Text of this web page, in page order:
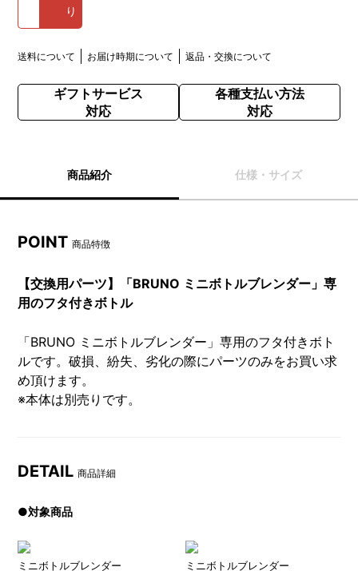
り
送料について お届け時期について 返品・交換について
ギフトサービス
対応
各種支払い方法
対応
商品紹介 仕様・サイズ
POINT商品特徴
【交換用パーツ】「BRUNO ミニボトルブレンダー」専
用のフタ付きボトル
「BRUNO ミニボトルブレンダー」専用のフタ付きボト
ルです。破損、紛失、劣化の際にパーツのみをお買い求
め頂けます。
※本体は別売りです。
DETAIL商品詳細
●対象商品
ミニボトルブレンダー ミニボトルブレンダー